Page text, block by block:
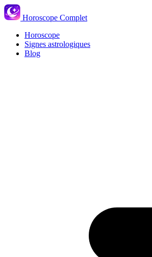
Horoscope Complet
Horoscope
Signes astrologiques
Blog